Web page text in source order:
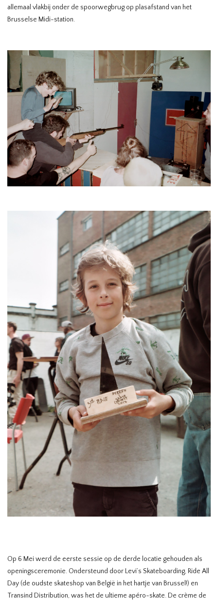
allemaal vlakbij onder de spoorwegbrug op plasafstand van het
Brusselse Midi-station.
Op 6 Mei werd de eerste sessie op de derde locatie gehouden als
openingsceremonie. Ondersteund door Levi’s Skateboarding, Ride All
Day (de oudste skateshop van België in het hartje van Brussel!) en
Transind Distribution, was het de ultieme apéro-skate. De crème de